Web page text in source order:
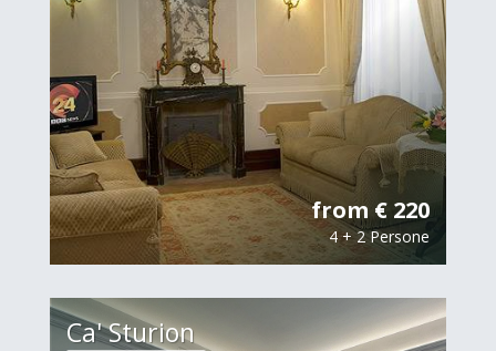
from € 220
4 + 2 Persone
Ca' Sturion